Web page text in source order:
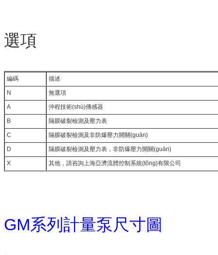
選項
編碼 描述
N 無選項
A 沖程技術(shù)傳感器
B 隔膜破裂檢測及壓力表
C 隔膜破裂檢測及非防爆壓力開關(guān)
D 隔膜破裂檢測及壓力表，非防爆壓力開關(guān)
X 其他，請咨詢上海亞濟流體控制系統(tǒng)有限公司
GM系列計量泵尺寸圖